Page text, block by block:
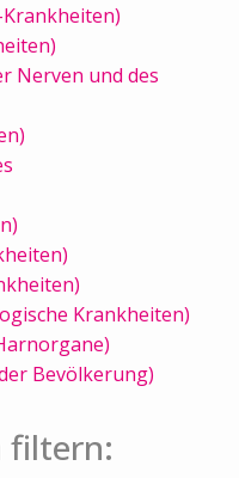
Nerven und des
Krankheiten)
Bevölkerung)
filtern: